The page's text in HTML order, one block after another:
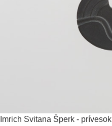
Imrich Svitana Šperk - prívesok